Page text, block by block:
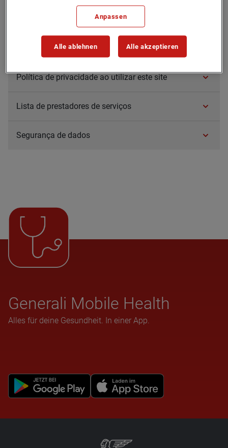
Infor­mações gerais sobre pro­teção de dados
para inter­essa­dos e par­ti­ci­pan­tes nos pro­gramas
de saúde da Gene­rali Health Solu­ti­ons GmbH
Política de pri­va­ci­dade ao uti­li­zar este site
Lista de pre­sta­do­res de ser­viços
Segu­rança de dados
Gene­rali Mobile Health
Alles für deine Gesundheit. In einer App.
Anpassen
Alle ablehnen Alle akzeptieren